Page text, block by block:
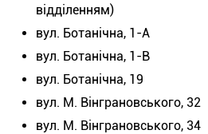
відділенням)
вул. Ботанічна, 1-А
вул. Ботанічна, 1-В
вул. Ботанічна, 19
вул. М. Вінграновського, 32
вул. М. Вінграновського, 34